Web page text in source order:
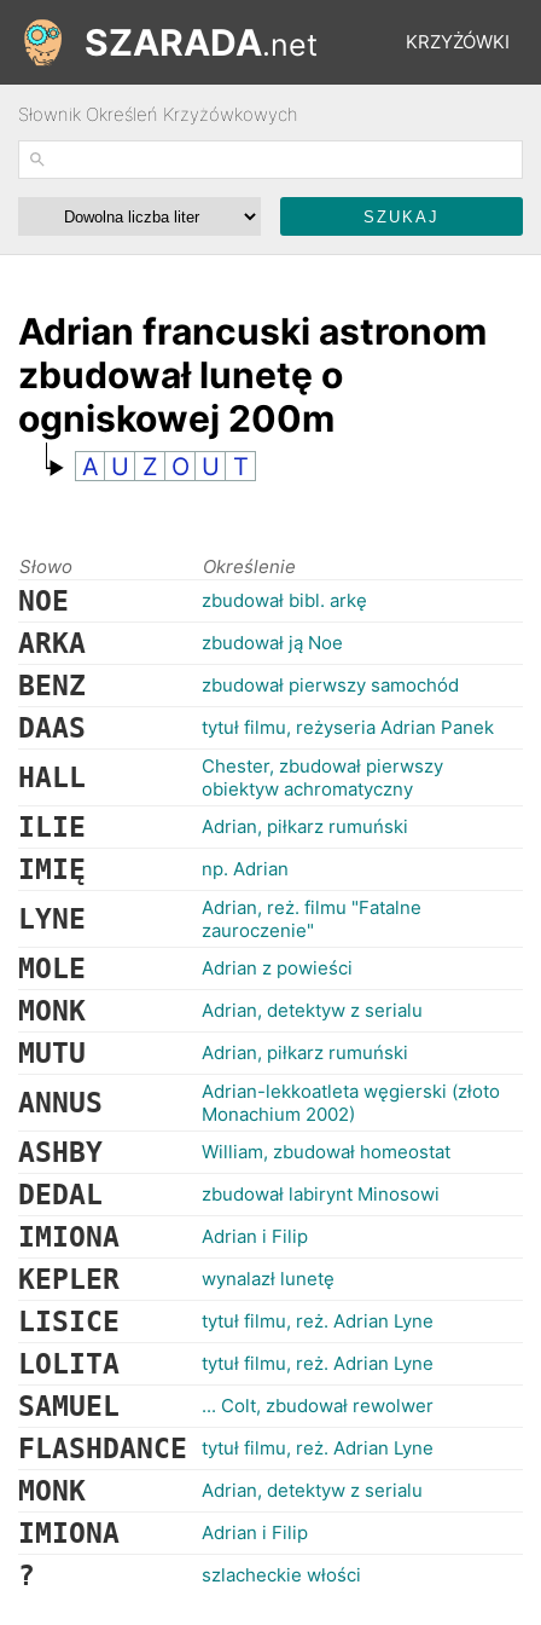
KRZYŻÓWKI
ŁAMIGŁÓWKI
SZARADA.net
Słownik Określeń Krzyżówkowych
Adrian francuski astronom
zbudował lunetę o
ogniskowej 200m
A U Z O U T
Słowo Określenie
NOE zbudował bibl. arkę
ARKA zbudował ją Noe
BENZ zbudował pierwszy samochód
DAAS tytuł filmu, reżyseria Adrian Panek
HALL
Chester, zbudował pierwszy
obiektyw achromatyczny
ILIE Adrian, piłkarz rumuński
IMIĘ np. Adrian
LYNE
Adrian, reż. filmu "Fatalne
zauroczenie"
MOLE Adrian z powieści
MONK Adrian, detektyw z serialu
MUTU Adrian, piłkarz rumuński
ANNUS
Adrian-lekkoatleta węgierski (złoto
Monachium 2002)
ASHBY William, zbudował homeostat
DEDAL zbudował labirynt Minosowi
IMIONA Adrian i Filip
KEPLER wynalazł lunetę
LISICE tytuł filmu, reż. Adrian Lyne
LOLITA tytuł filmu, reż. Adrian Lyne
SAMUEL ... Colt, zbudował rewolwer
FLASHDANCE tytuł filmu, reż. Adrian Lyne
MONK Adrian, detektyw z serialu
IMIONA Adrian i Filip
? szlacheckie włości